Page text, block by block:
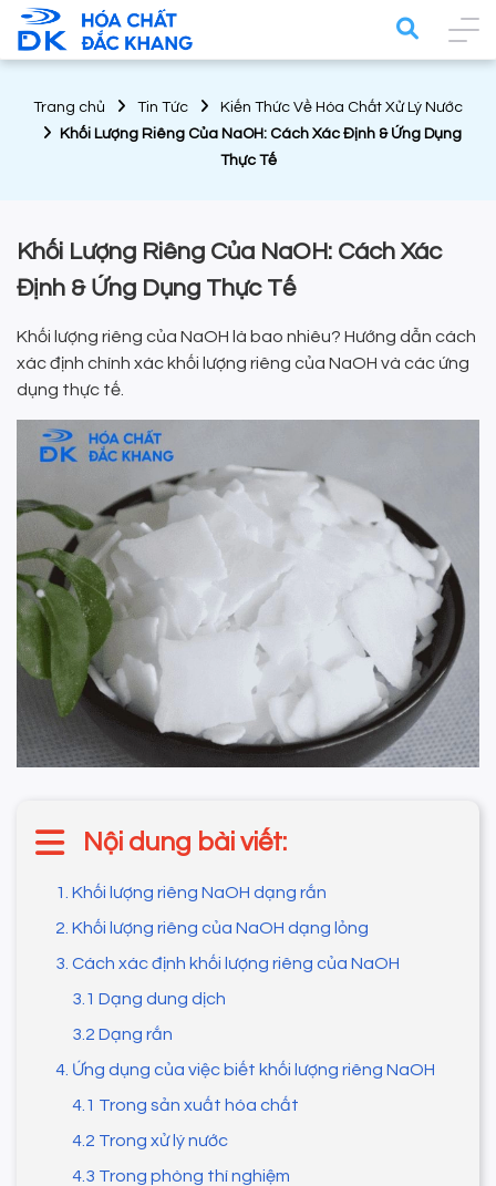
Trang chủ Tin Tức
Kiến Thức Về Hóa Chất Xử Lý Nước
Khối Lượng Riêng Của NaOH: Cách Xác Định & Ứng Dụng
Thực Tế
Khối Lượng Riêng Của NaOH: Cách Xác
Định & Ứng Dụng Thực Tế
Khối lượng riêng của NaOH là bao nhiêu? Hướng dẫn cách
xác định chính xác khối lượng riêng của NaOH và các ứng
dụng thực tế.
Nội dung bài viết:
1. Khối lượng riêng NaOH dạng rắn
2. Khối lượng riêng của NaOH dạng lỏng
3. Cách xác định khối lượng riêng của NaOH
3.1 Dạng dung dịch
3.2 Dạng rắn
4. Ứng dụng của việc biết khối lượng riêng NaOH
4.1 Trong sản xuất hóa chất
4.2 Trong xử lý nước
4.3 Trong phòng thí nghiệm